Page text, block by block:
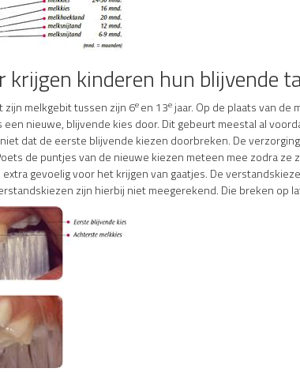
krijgen kinderen hun blijvende
zijn melkgebit tussen zijn 6een 13e jaar. Op de plaats van
een nieuwe, blijvende kies door. Dit gebeurt meestal al
dat de eerste blijvende kiezen doorbreken. De
de puntjes van de nieuwe kiezen meteen mee zodra ze
gevoelig voor het krijgen van gaatjes. De
zijn hierbij niet meegerekend. Die breken op